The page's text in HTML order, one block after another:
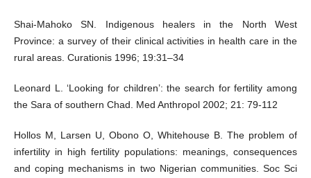
Shai-Mahoko SN. Indigenous healers in the North West
Province: a survey of their clinical activities in health care in the
rural areas. Curationis 1996; 19:31–34
Leonard L. ‘Looking for children’: the search for fertility among
the Sara of southern Chad. Med Anthropol 2002; 21: 79-112
Hollos M, Larsen U, Obono O, Whitehouse B. The problem of
infertility in high fertility populations: meanings, consequences
and coping mechanisms in two Nigerian communities. Soc Sci